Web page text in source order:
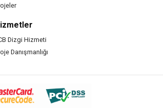
Dizgi Hizmeti
Danışmanlığı